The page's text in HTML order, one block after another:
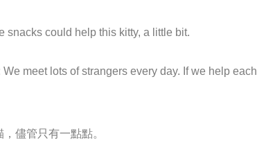
snacks could help this kitty, a little bit.
meet lots of strangers every day. If we help each
儘管只有一點點。